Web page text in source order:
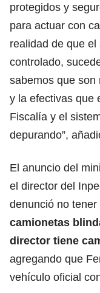
protegidos y
para actuar con
realidad de que
controlado,
sabemos que son
y la efectivas que
Fiscalía y el
depurando”,
El anuncio del
el director del
denunció no tener
camionetas
director tiene
agregando que
vehículo oficial